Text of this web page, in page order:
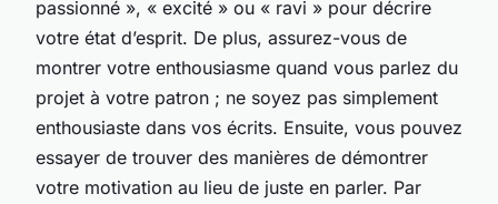
passionné », « excité » ou « ravi » pour décrire
votre état d’esprit. De plus, assurez-vous de
montrer votre enthousiasme quand vous parlez du
projet à votre patron ; ne soyez pas simplement
enthousiaste dans vos écrits. Ensuite, vous pouvez
essayer de trouver des manières de démontrer
votre motivation au lieu de juste en parler. Par